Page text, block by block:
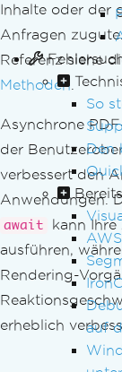
So
Den
auf
Inhalte oder der
Anfragen
Referenz siehe
Methoden.
Asynchrone
der
verbessert den
Anwendungen.
await
kann
ausführen,
Rendering-
erheblich